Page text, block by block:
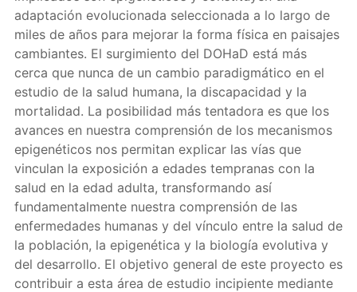
adaptación evolucionada seleccionada a lo largo de
miles de años para mejorar la forma física en paisajes
cambiantes. El surgimiento del DOHaD está más
cerca que nunca de un cambio paradigmático en el
estudio de la salud humana, la discapacidad y la
mortalidad. La posibilidad más tentadora es que los
avances en nuestra comprensión de los mecanismos
epigenéticos nos permitan explicar las vías que
vinculan la exposición a edades tempranas con la
salud en la edad adulta, transformando así
fundamentalmente nuestra comprensión de las
enfermedades humanas y del vínculo entre la salud de
la población, la epigenética y la biología evolutiva y
del desarrollo. El objetivo general de este proyecto es
contribuir a esta área de estudio incipiente mediante